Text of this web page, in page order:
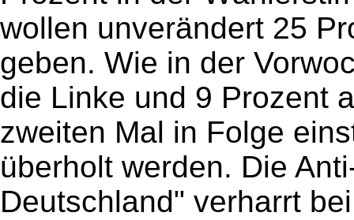
wollen unverändert 25
geben. Wie in der
die Linke und 9 Prozent
zweiten Mal in Folge
überholt werden. Die
Deutschland" verharrt